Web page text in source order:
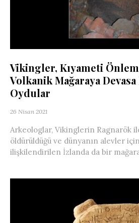
Vikingler, Kıyameti
Volkanik Mağaraya
Oydular
26 Nisan 2021
Arkeologlar, Vikinglerin Ragnarök
öldürüldüğü ve dünyanın alevler
ilişkilendirilen İzlanda da bir